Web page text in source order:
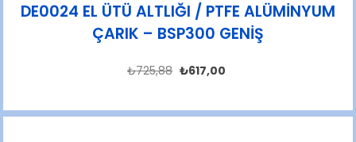
DE0024 EL ÜTÜ ALTLIĞI / PTFE ALÜMİNYUM
ÇARIK – BSP300 GENİŞ
₺725,88 ₺617,00